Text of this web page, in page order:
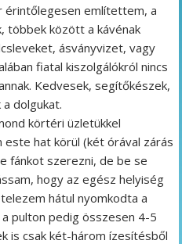
érintőlegesen említettem, a
többek között a kávénak
ásványvizet, vagy
fiatal kiszolgálókról nincs
Kedvesek, segítőkészek,
dolgukat.
körtéri üzletükkel
hat körül (két órával zárás
fánkot szerezni, de be se
hogy az egész helyiség
hátul nyomkodta a
pulton pedig összesen 4-5
is csak két-három ízesítésből